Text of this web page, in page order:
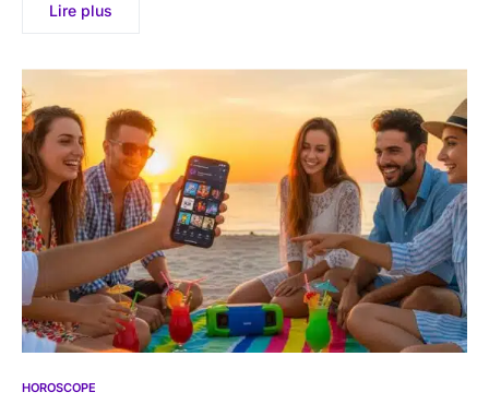
Lire plus
HOROSCOPE